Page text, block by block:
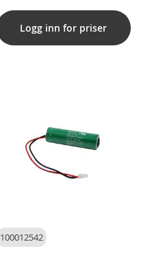
Logg inn for priser
100012542